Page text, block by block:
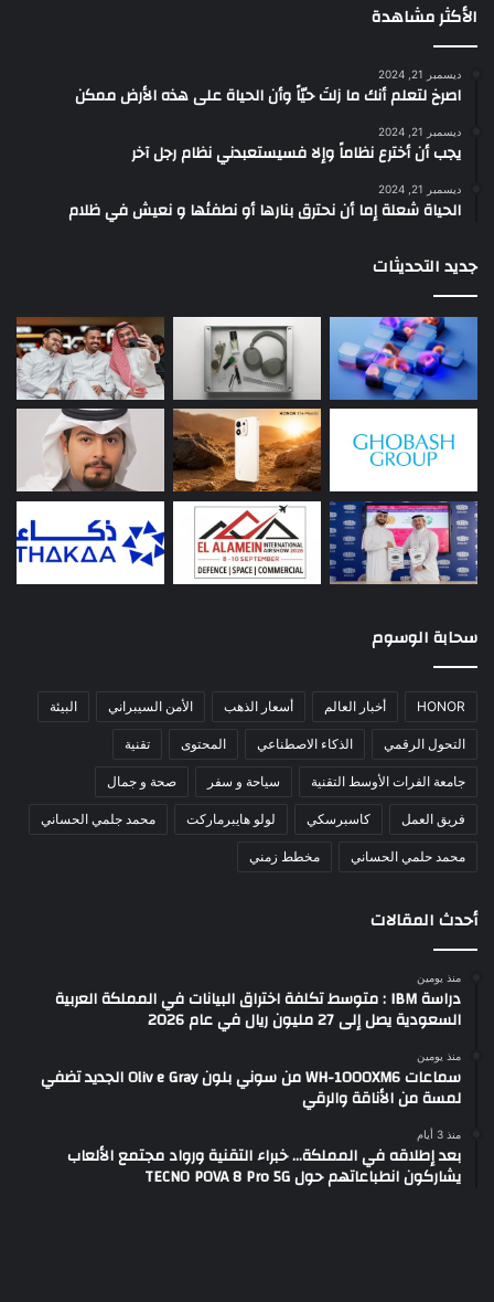
الأكثر مشاهدة
ديسمبر 21, 2024
‫اصرخ لتعلم أنك ما زلتَ حيّاً وأن الحياة على هذه الأرض ممكن
ديسمبر 21, 2024
يجب أن أخترع نظاماً وإلا فسيستعبدني نظام رجل آخر
ديسمبر 21, 2024
الحياة شعلة إما أن نحترق بنارها أو نطفئها و نعيش في ظلام
جديد التحديثات
سحابة الوسوم
HONOR أخبار العالم أسعار الذهب الأمن السيبراني البيئة
التحول الرقمي الذكاء الاصطناعي المحتوى تقنية
جامعة الفرات الأوسط التقنية سياحة و سفر صحة و جمال
فريق العمل كاسبرسكي لولو هايبرماركت محمد جلمي الحساني
محمد حلمي الحساني مخطط زمني
أحدث المقالات
منذ يومين
دراسة IBM : متوسط تكلفة اختراق البيانات في المملكة العربية
السعودية يصل إلى 27 مليون ريال في عام 2026
منذ يومين
سماعات WH-1000XM6 من سوني بلون Oliv e Gray الجديد تضفي
لمسة من الأناقة والرقي
منذ 3 أيام
بعد إطلاقه في المملكة… خبراء التقنية ورواد مجتمع الألعاب
يشاركون انطباعاتهم حول TECNO POVA 8 Pro 5G